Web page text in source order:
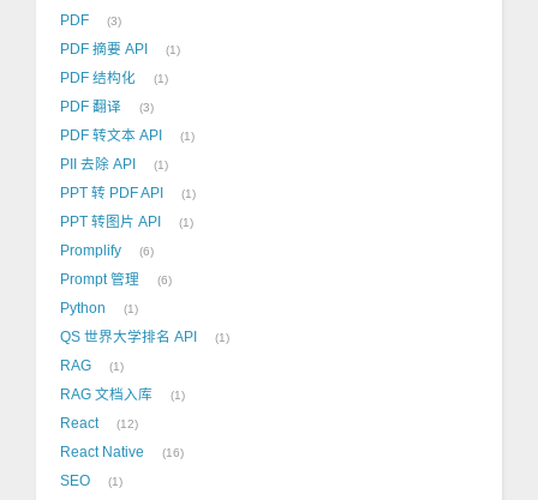
PDF 3
PDF 摘要 API 1
PDF 结构化 1
PDF 翻译 3
PDF 转文本 API 1
PII 去除 API 1
PPT 转 PDF API 1
PPT 转图片 API 1
Promplify 6
Prompt 管理 6
Python 1
QS 世界大学排名 API 1
RAG 1
RAG 文档入库 1
React 12
React Native 16
SEO 1